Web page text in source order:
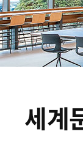
세계